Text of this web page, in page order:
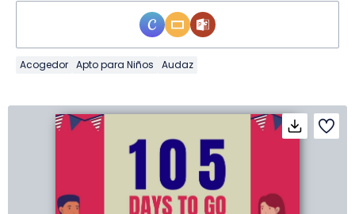
Acogedor Apto para Niños Audaz